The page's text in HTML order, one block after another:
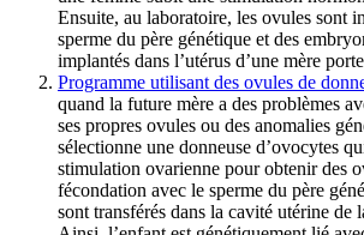
Ensuite, au laboratoire, les ovules sont
sperme du père génétique et des
implantés dans l’utérus d’une mère
Programme utilisant des ovules de
quand la future mère a des problèmes
ses propres ovules ou des anomalies
sélectionne une donneuse d’ovocytes
stimulation ovarienne pour obtenir des
fécondation avec le sperme du père
sont transférés dans la cavité utérine de